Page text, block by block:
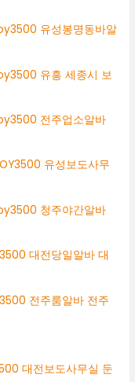
유성봉명동바알
유흥 세종시 보
전주업소알바
유성보도사무
청주야간알바
대전당일알바 대
전주룸알바 전주
대전보도사무실 둔